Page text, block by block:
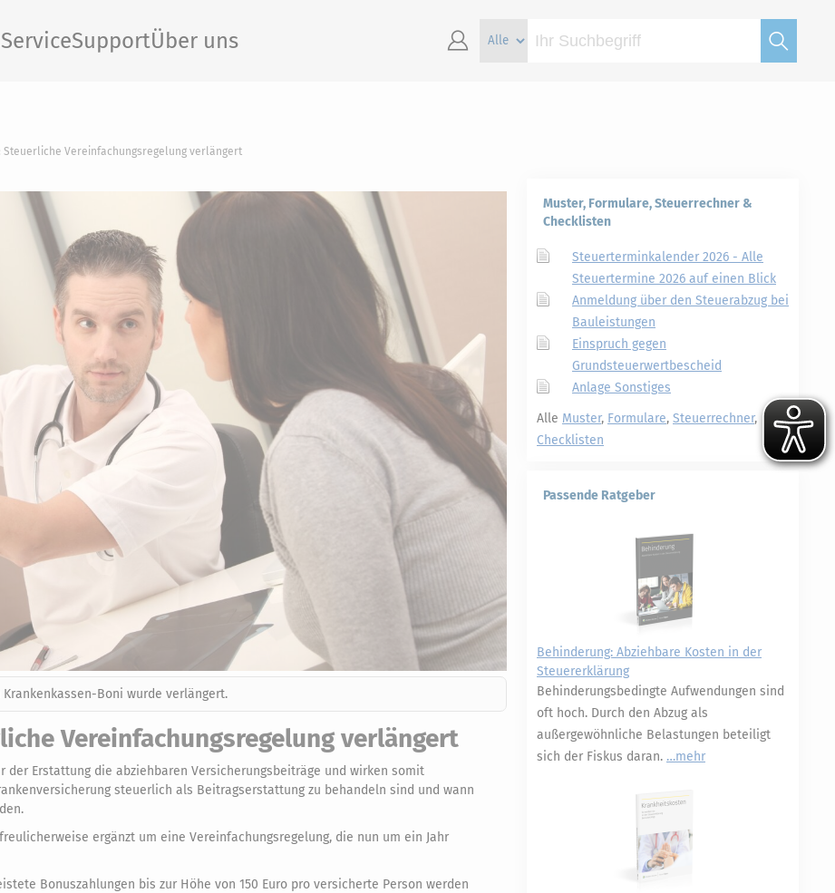
ServiceSupportÜber uns
Steuerliche Vereinfachungsregelung verlängert
Boni wurde verlängert.
Vereinfachungsregelung verlängert
der Erstattung die abziehbaren Versicherungsbeiträge und wirken somit
steuerlich als Beitragserstattung zu behandeln sind und wann
ergänzt um eine Vereinfachungsregelung, die nun um ein Jahr
Bonuszahlungen bis zur Höhe von 150 Euro pro versicherte Person werden
Muster, Formulare, Steuerrechner &
Checklisten
Steuerterminkalender 2026 - Alle
Steuertermine 2026 auf einen Blick
Anmeldung über den Steuerabzug bei
Bauleistungen
Einspruch gegen
Grundsteuerwertbescheid
Anlage Sonstiges
Alle Muster, Formulare, Steuerrechner,
Checklisten
Passende Ratgeber
Behinderung: Abziehbare Kosten in der
Steuererklärung
Behinderungsbedingte Aufwendungen sind
oft hoch. Durch den Abzug als
außergewöhnliche Belastungen beteiligt
sich der Fiskus daran.
mehr